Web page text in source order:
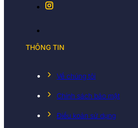
THÔNG TIN
Về chúng tôi
Chính sách bảo mật
Điều koản sử dụng